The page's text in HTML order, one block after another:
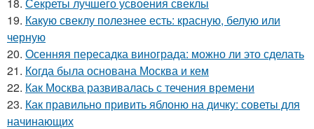
19. Какую свеклу полезнее есть: красную, белую или
черную
20. Осенняя пересадка винограда: можно ли это сделать
21. Когда была основана Москва и кем
22. Как Москва развивалась с течения времени
23. Как правильно привить яблоню на дичку: советы для
начинающих